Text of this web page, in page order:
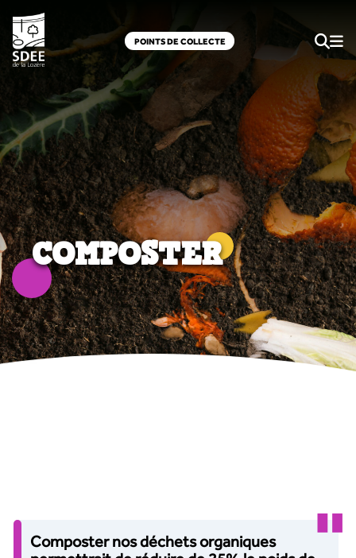
POINTS DE COLLECTE
COMPOSTER
Composter nos déchets organiques